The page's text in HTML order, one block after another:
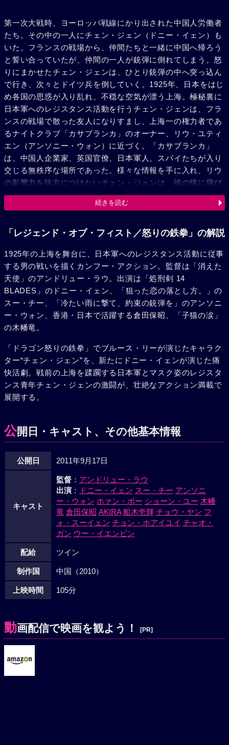
第一次大戦時、ヨーロッパ戦線にかり出された中国人労働者
たち。その中の一人にチェン・ジェン（ドニー・イェン）も
いた。フランスの戦場から、仲間たちと一緒に中国へ帰ろう
と誓い合っていたが、仲間の一人が銃弾に倒れてしまう。怒
りにまかせたチェン・ジェンは、ひとり銃弾の中へ突っ込ん
で行き、次々とドイツ兵を倒していく。1925年、日本をはじ
め各国の思惑が入り乱れ、不穏な空気が漂う上海。極秘裏に
日本軍へのレジスタンス活動を行うチェン・ジェンは、フラ
ンスの戦場で散った友人になりすまし、上海一の権力者であ
るナイトクラブ「カサブランカ」のオーナー、リウ・ユティ
エン（アンソニー・ウォン）に近づく。「カサブランカ」
は、中国人企業家、英国官僚、日本軍人、スパイたちが入り
交じる無秩序な場所であった。様々な情報を手に入れ、リウ
の影響力を味方につけたいチェン・ジェンは、彼の懐に飛び
込むことに成功、「カサブランカ」の新役員となる。そこ
で、ひと際美しさを放つ魅力的な歌手キキ（スー・チー）と
はそれぞれ打ち明けられない秘密があった。そんなとき、日
チェン・ジェンはリスト上の人物たちを守るため、ヒット中
の映画『仮面の戦士』の衣装をまとい、暗殺者たちを次々に
倒していく。一方、日本軍は仮面の戦士を必死に捜す。指揮
官の力石（木幡竜）はまた、かつて武道家の父（倉田保昭）
を殺した男チェン・ジェンの行方を捜していた……。
続きを読む
「レジェンド・オブ・フィスト／怒りの鉄拳」の解説
1925年の上海を舞台に、日本軍へのレジスタンス活動に従事
する男の戦いを描くカンフー・アクション。監督は「消えた
天使」のアンドリュー・ラウ。出演は「処刑剣 14
BLADES」のドニー・イェン、「狙った恋の落とし方。」の
スー・チー、「冷たい雨に撃て、約束の銃弾を」のアンソニ
ー・ウォン、香港・日本で活躍する倉田保昭、「子猫の涙」
の木幡竜。
「ドラゴン怒りの鉄拳」でブルース・リーが演じたキャラク
ター“チェン・ジェン”を、新たにドニー・イェンが演じた痛
快活劇。戦前の上海を蹂躙する日本軍とマスク姿のレジスタ
ンス青年チェン・ジェンの激闘が、壮絶なアクション満載で
展開する。
公開日・キャスト、その他基本情報
公開日 2011年9月17日
キャスト
監督： アンドリュー・ラウ
出演： ドニー・イェン スー・チー アンソニ
ー・ウォン ホァン・ボー ショーン・ユー 木幡
竜 倉田保昭 AKIRA 船木壱輝 チョウ・ヤン フ
ォ・スーイェン チョン・ホアイユイ チャオ・
ガン ウー・イエンビン
配給 ツイン
制作国 中国（2010）
上映時間 105分
動画配信で映画を観よう！ [PR]